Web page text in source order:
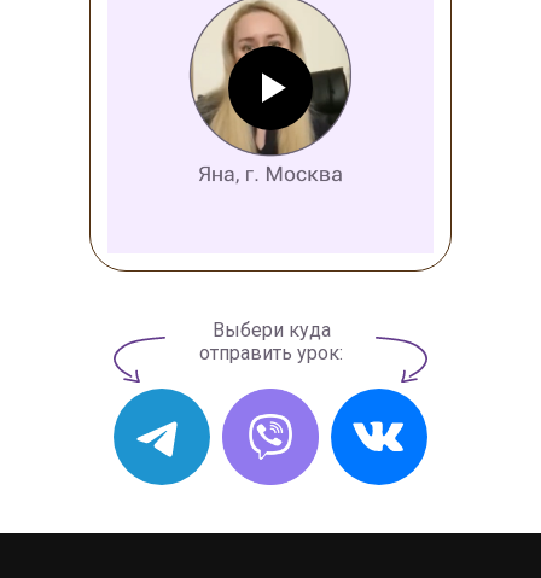
Выбери куда
отправить урок: